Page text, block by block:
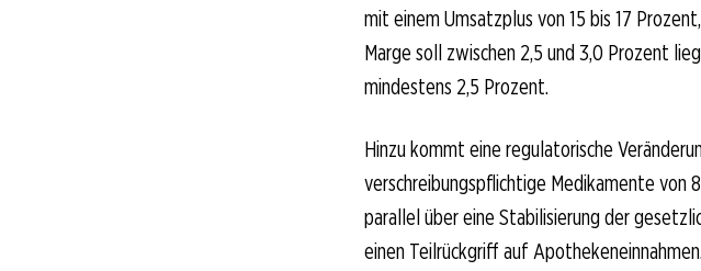
mit einem Umsatzplus von 15 bis 17
Marge soll zwischen 2,5 und 3,0 Prozent
mindestens 2,5 Prozent.
Hinzu kommt eine regulatorische
verschreibungspflichtige Medikamente
parallel über eine Stabilisierung der
einen Teilrückgriff auf